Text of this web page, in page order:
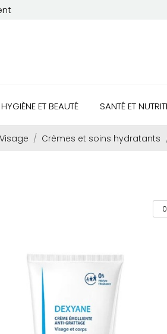
HYGIÈNE ET BEAUTÉ SANTÉ ET
Visage Crèmes et soins hydratants
0